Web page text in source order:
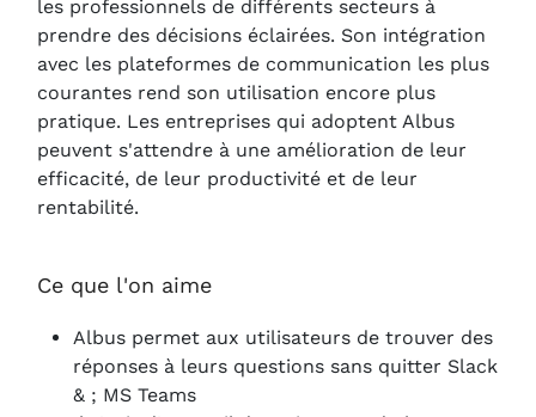
les professionnels de différents secteurs à
prendre des décisions éclairées. Son intégration
avec les plateformes de communication les plus
courantes rend son utilisation encore plus
pratique. Les entreprises qui adoptent Albus
peuvent s'attendre à une amélioration de leur
efficacité, de leur productivité et de leur
rentabilité.
Ce que l'on aime
Albus permet aux utilisateurs de trouver des
réponses à leurs questions sans quitter Slack
& ; MS Teams